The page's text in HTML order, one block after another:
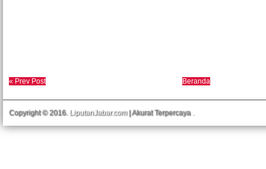
« Prev Post Beranda
Copyright © 2016. LiputanJabar.com| Akurat Terpercaya